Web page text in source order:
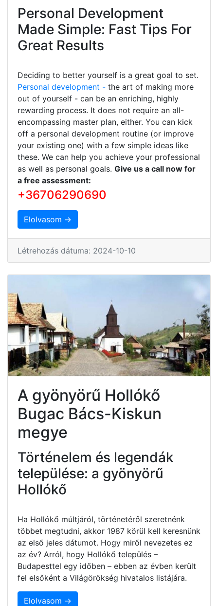
Personal Development
Made Simple: Fast Tips For
Great Results
Deciding to better yourself is a great goal to set.
Personal development - the art of making more
out of yourself - can be an enriching, highly
rewarding process. It does not require an all-
encompassing master plan, either. You can kick
off a personal development routine (or improve
your existing one) with a few simple ideas like
these. We can help you achieve your professional
as well as personal goals. Give us a call now for
a free assessment:
+36706290690
Elolvasom →
Létrehozás dátuma: 2024-10-10
A gyönyörű Hollókő
Bugac Bács-Kiskun
megye
Történelem és legendák
települése: a gyönyörű
Hollókő
Ha Hollókő múltjáról, történetéről szeretnénk
többet megtudni, akkor 1987 körül kell keresnünk
az első jeles dátumot. Hogy miről nevezetes ez
az év? Arról, hogy Hollókő település –
Budapesttel egy időben – ebben az évben került
fel elsőként a Világörökség hivatalos listájára.
Elolvasom →